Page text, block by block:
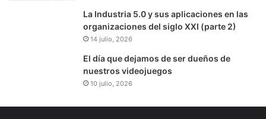
La Industria 5.0 y sus aplicaciones en las
organizaciones del siglo XXI (parte 2)
14 julio, 2026
El día que dejamos de ser dueños de
nuestros videojuegos
10 julio, 2026